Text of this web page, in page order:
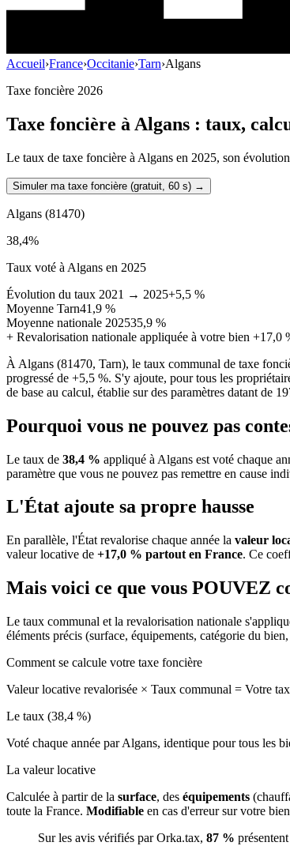
Accueil›France›Occitanie›Tarn›Algans
Taxe foncière 2026
Taxe foncière à Algans : taux,
Le taux de taxe foncière à Algans en 2025, son
Simuler ma taxe foncière (gratuit, 60 s) →
Algans (81470)
38,4%
Taux voté à Algans en 2025
Évolution du taux 2021 → 2025+5,5 %
Moyenne Tarn41,9 %
Moyenne nationale 202535,9 %
+ Revalorisation nationale appliquée à votre bien +17,0
À Algans (81470, Tarn), le taux communal de taxe
progressé de +5,5 %. S'y ajoute, pour tous les
de base au calcul, établie sur des paramètres datant de
Pourquoi vous ne pouvez pas
Le taux de 38,4 % appliqué à Algans est voté chaque
paramètre que vous ne pouvez pas remettre en cause
L'État ajoute sa propre hausse
En parallèle, l'État revalorise chaque année la valeur
valeur locative de +17,0 % partout en France. Ce
Mais voici ce que vous POUVEZ
Le taux communal et la revalorisation nationale
éléments précis (surface, équipements, catégorie du
Comment se calcule votre taxe foncière
Valeur locative revalorisée × Taux communal = Votre
Le taux (38,4 %)
Voté chaque année par Algans, identique pour tous les
La valeur locative
Calculée à partir de la surface, des équipements
toute la France. Modifiable en cas d'erreur sur votre
Sur les avis vérifiés par Orka.tax, 87 %